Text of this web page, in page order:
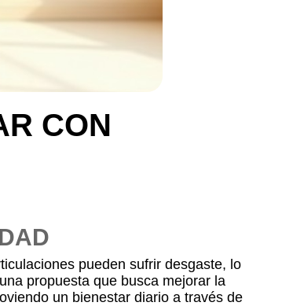
CON
pueden sufrir desgaste, lo
propuesta que busca mejorar la
un bienestar diario a través de